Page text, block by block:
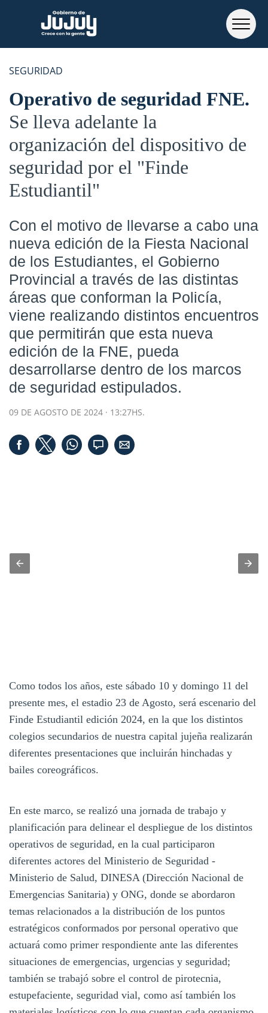
SEGURIDAD
Operativo de seguridad FNE
Se lleva adelante la
organización del dispositivo de
seguridad por el "Finde
Estudiantil"
Con el motivo de llevarse a cabo una
nueva edición de la Fiesta Nacional
de los Estudiantes, el Gobierno
Provincial a través de las distintas
áreas que conforman la Policía,
viene realizando distintos encuentros
que permitirán que esta nueva
edición de la FNE, pueda
desarrollarse dentro de los marcos
de seguridad estipulados.
09 DE AGOSTO DE 2024 · 13:27HS.
Como todos los años, este sábado 10 y domingo 11 del
presente mes, el estadio 23 de Agosto, será escenario del
Finde Estudiantil edición 2024, en la que los distintos
colegios secundarios de nuestra capital jujeña realizarán
diferentes presentaciones que incluirán hinchadas y
bailes coreográficos.
En este marco, se realizó una jornada de trabajo y
planificación para delinear el despliegue de los distintos
operativos de seguridad, en la cual participaron
diferentes actores del Ministerio de Seguridad -
Ministerio de Salud, DINESA (Dirección Nacional de
Emergencias Sanitaria) y ONG, donde se abordaron
temas relacionados a la distribución de los puntos
estratégicos conformados por personal operativo que
actuará como primer respondiente ante las diferentes
situaciones de emergencias, urgencias y seguridad;
también se trabajó sobre el control de pirotecnia,
estupefaciente, seguridad vial, como así también los